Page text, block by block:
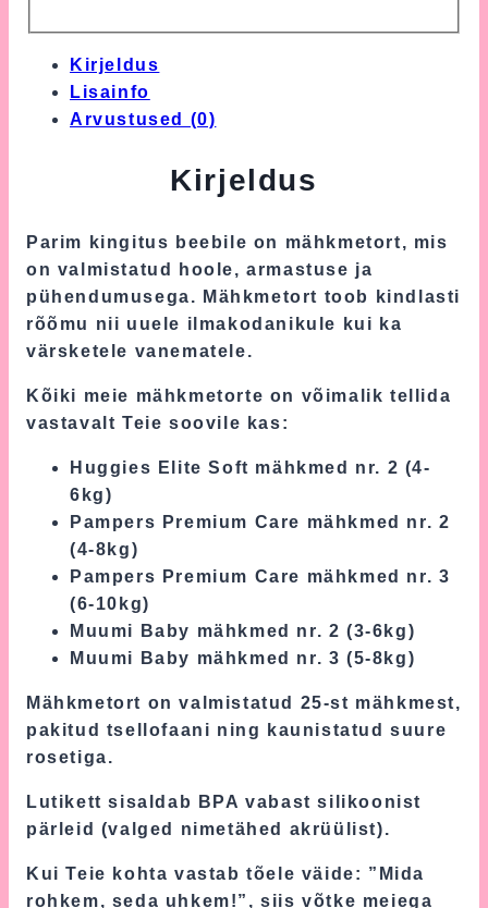
Kirjeldus
Lisainfo
Arvustused (0)
Kirjeldus
Parim kingitus beebile on mähkmetort, mis
on valmistatud hoole, armastuse ja
pühendumusega. Mähkmetort toob kindlasti
rõõmu nii uuele ilmakodanikule kui ka
värsketele vanematele.
Kõiki meie mähkmetorte on võimalik tellida
vastavalt Teie soovile kas:
Huggies Elite Soft mähkmed nr. 2 (4-
6kg)
Pampers Premium Care mähkmed nr. 2
(4-8kg)
Pampers Premium Care mähkmed nr. 3
(6-10kg)
Muumi Baby mähkmed nr. 2 (3-6kg)
Muumi Baby mähkmed nr. 3 (5-8kg)
Mähkmetort on valmistatud 25-st mähkmest,
pakitud tsellofaani ning kaunistatud suure
rosetiga.
Lutikett sisaldab BPA vabast silikoonist
pärleid (valged nimetähed akrüülist).
Kui Teie kohta vastab tõele väide: ”Mida
rohkem, seda uhkem!”, siis võtke meiega